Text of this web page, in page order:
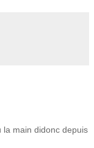
main didonc depuis